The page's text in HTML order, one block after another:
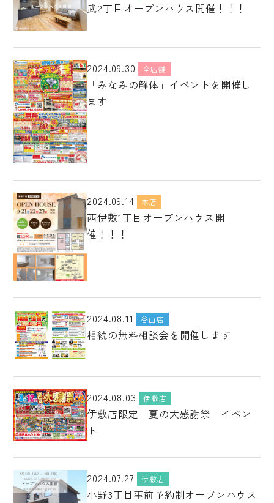
武2丁目オープンハウス開催！！！
2024.09.30 全店舗
「みなみの解体」イベントを開催し
ます
2024.09.14 本店
西伊敷1丁目オープンハウス開
催！！！
2024.08.11 谷山店
相続の無料相談会を開催します
2024.08.03 伊敷店
伊敷店限定 夏の大感謝祭 イベン
ト
2024.07.27 伊敷店
小野3丁目事前予約制オープンハウス